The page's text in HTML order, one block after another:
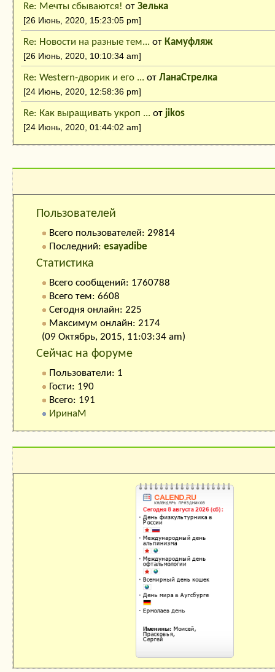
Re: Мечты сбываются! от Зелька
[26 Июнь, 2020, 15:23:05 pm]
Re: Новости на разные тем... от Камуфляж
[26 Июнь, 2020, 10:10:34 am]
Re: Western-дворик и его ... от ЛанаСтрелка
[24 Июнь, 2020, 12:58:36 pm]
Re: Как выращивать укроп ... от jikos
[24 Июнь, 2020, 01:44:02 am]
Пользователей
Всего пользователей: 29814
Последний: esayadibe
Статистика
Всего сообщений: 1760788
Всего тем: 6608
Сегодня онлайн: 225
Максимум онлайн: 2174
(09 Октябрь, 2015, 11:03:34 am)
Сейчас на форуме
Пользователи: 1
Гости: 190
Всего: 191
ИринаМ
Календарь праздников